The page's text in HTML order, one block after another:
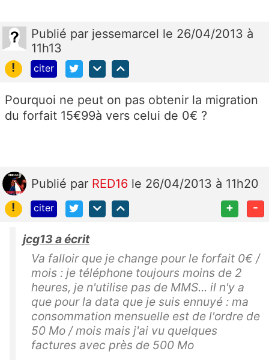
Publié par jessemarcel le 26/04/2013 à
11h13
!
citer
Pourquoi ne peut on pas obtenir la migration
du forfait 15€99à vers celui de 0€ ?
Publié par RED16 le 26/04/2013 à 11h20
!
citer + -
jcg13 a écrit
Va falloir que je change pour le forfait 0€ /
mois : je téléphone toujours moins de 2
heures, je n'utilise pas de MMS... il n'y a
que pour la data que je suis ennuyé : ma
consommation mensuelle est de l'ordre de
50 Mo / mois mais j'ai vu quelques
factures avec près de 500 Mo